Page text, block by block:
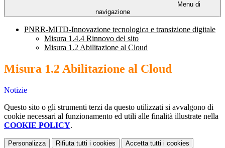
Menu di
navigazione
PNRR-MITD-Innovazione tecnologica e transizione digitale
Misura 1.4.4 Rinnovo del sito
Misura 1.2 Abilitazione al Cloud
Misura 1.2 Abilitazione al Cloud
Notizie
Questo sito o gli strumenti terzi da questo utilizzati si avvalgono di
cookie necessari al funzionamento ed utili alle finalità illustrate nella
COOKIE POLICY.
Personalizza Rifiuta tutti i cookies Accetta tutti i cookies